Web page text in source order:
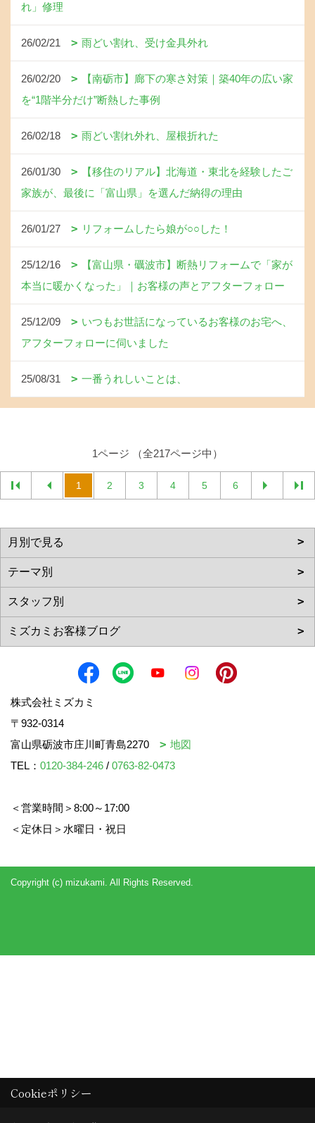
れ」修理
26/02/21 雨どい割れ、受け金具外れ
26/02/20
【南砺市】廊下の寒さ対策｜築40年の広い家
を“1階半分だけ”断熱した事例
26/02/18 雨どい割れ外れ、屋根折れた
26/01/30
【移住のリアル】北海道・東北を経験したご
家族が、最後に「富山県」を選んだ納得の理由
26/01/27 リフォームしたら娘が○○した！
25/12/16
【富山県・礪波市】断熱リフォームで「家が
本当に暖かくなった」｜お客様の声とアフターフォロー
25/12/09
いつもお世話になっているお客様のお宅へ、
アフターフォローに伺いました
25/08/31 一番うれしいことは、
1ページ （全217ページ中）
1 2 3 4 5 6
株式会社ミズカミ
〒932-0314
富山県砺波市庄川町青島2270
地図
TEL： 0120-384-246 / 0763-82-0473
＜営業時間＞8:00～17:00
＜定休日＞水曜日・祝日
Copyright (c) mizukami. All Rights Reserved.
Cookieポリシー